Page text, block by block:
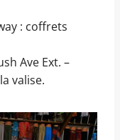
: coffrets
Ave Ext. –
valise.